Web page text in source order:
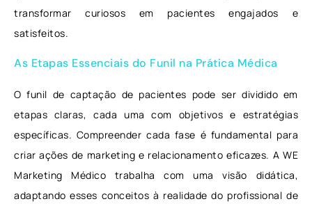
transformar curiosos em pacientes engajados e
satisfeitos.
As Etapas Essenciais do Funil na Prática Médica
O funil de captação de pacientes pode ser dividido em
etapas claras, cada uma com objetivos e estratégias
específicas. Compreender cada fase é fundamental para
criar ações de marketing e relacionamento eficazes. A WE
Marketing Médico trabalha com uma visão didática,
adaptando esses conceitos à realidade do profissional de